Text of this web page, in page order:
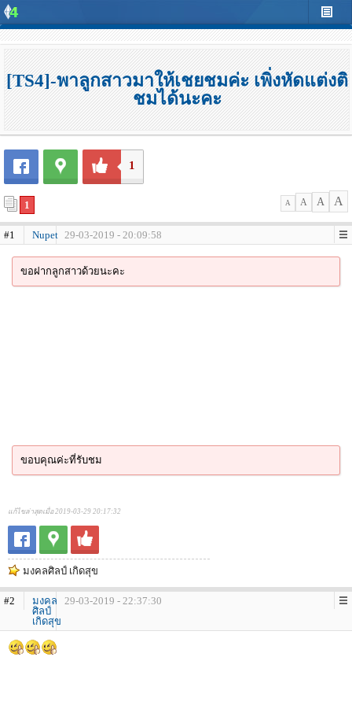
[TS4]-พาลูกสาวมาให้เชยชมค่ะ เพิ่งหัดแต่งติ
ชมได้นะคะ
1
1 A A A A
#1 Nupet 29-03-2019 - 20:09:58
ขอฝากลูกสาวด้วยนะคะ
ขอบคุณค่ะที่รับชม
แก้ไขล่าสุดเมื่อ 2019-03-29 20:17:32
มงคลศิลป์ เกิดสุข
#2
มงคล
ศิลป์
เกิดสุข
29-03-2019 - 22:37:30